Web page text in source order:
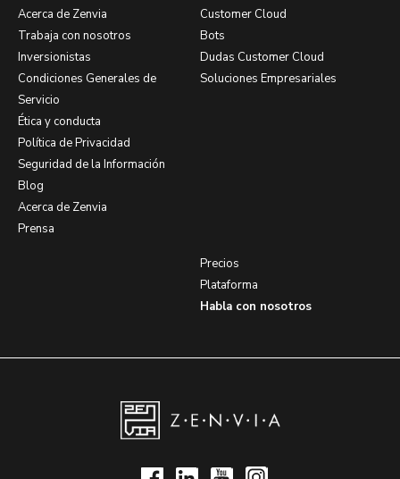
Acerca de Zenvia
Trabaja con nosotros
Inversionistas
Condiciones Generales de
Servicio
Ética y conducta
Política de Privacidad
Seguridad de la Información
Blog
Acerca de Zenvia
Prensa
Customer Cloud
Bots
Dudas Customer Cloud
Soluciones Empresariales
Precios
Plataforma
Habla con nosotros